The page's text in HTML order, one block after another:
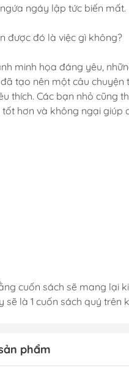
ngáy lập tức biến mất.
được đó là việc gì không?
minh họa đáng yêu,
tạo nên một câu chuyện
thích. Các bạn nhỏ cũng
hơn và không ngại giúp
cuốn sách sẽ mang lại
sẽ là 1 cuốn sách quý trên
phẩm